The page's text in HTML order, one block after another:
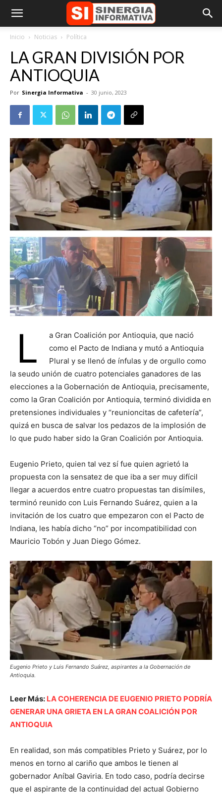
Inicio Noticias Política
LA GRAN DIVISIÓN POR
ANTIOQUIA
Por Sinergia Informativa - 30 junio, 2023
L
a Gran Coalición por Antioquia, que nació
como el Pacto de Indiana y mutó a Antioquia
Plural y se llenó de ínfulas y de orgullo como
la seudo unión de cuatro potenciales ganadores de las
elecciones a la Gobernación de Antioquia, precisamente,
como la Gran Coalición por Antioquia, terminó dividida en
pretensiones individuales y “reunioncitas de cafetería”,
quizá en busca de salvar los pedazos de la implosión de
lo que pudo haber sido la Gran Coalición por Antioquia.
Eugenio Prieto, quien tal vez sí fue quien agrietó la
propuesta con la sensatez de que iba a ser muy difícil
llegar a acuerdos entre cuatro propuestas tan disímiles,
terminó reunido con Luis Fernando Suárez, quien a la
invitación de los cuatro que empezaron con el Pacto de
Indiana, les había dicho “no” por incompatibilidad con
Mauricio Tobón y Juan Diego Gómez.
Eugenio Prieto y Luis Fernando Suárez, aspirantes a la Gobernación de
Antioquia.
Leer Más: LA COHERENCIA DE EUGENIO PRIETO PODRÍA
GENERAR UNA GRIETA EN LA GRAN COALICIÓN POR
ANTIOQUIA
En realidad, son más compatibles Prieto y Suárez, por lo
menos en torno al cariño que ambos le tienen al
gobernador Aníbal Gaviria. En todo caso, podría decirse
que el aspirante de la continuidad del actual Gobierno